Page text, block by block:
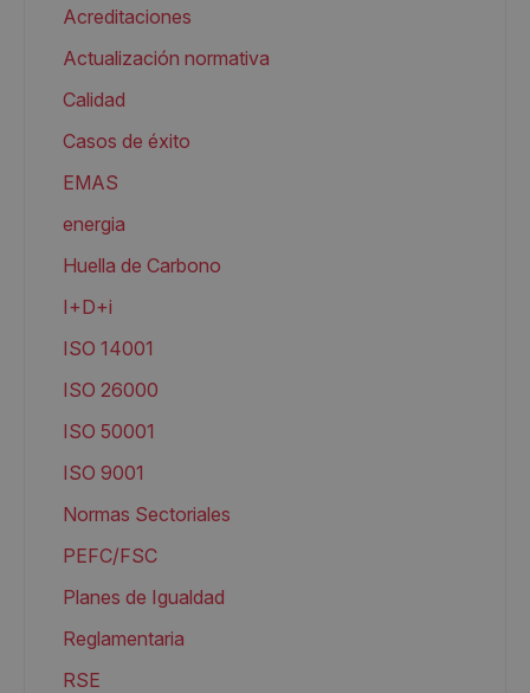
Acreditaciones
Actualización normativa
Calidad
Casos de éxito
EMAS
energia
Huella de Carbono
I+D+i
ISO 14001
ISO 26000
ISO 50001
ISO 9001
Normas Sectoriales
PEFC/FSC
Planes de Igualdad
Reglamentaria
RSE